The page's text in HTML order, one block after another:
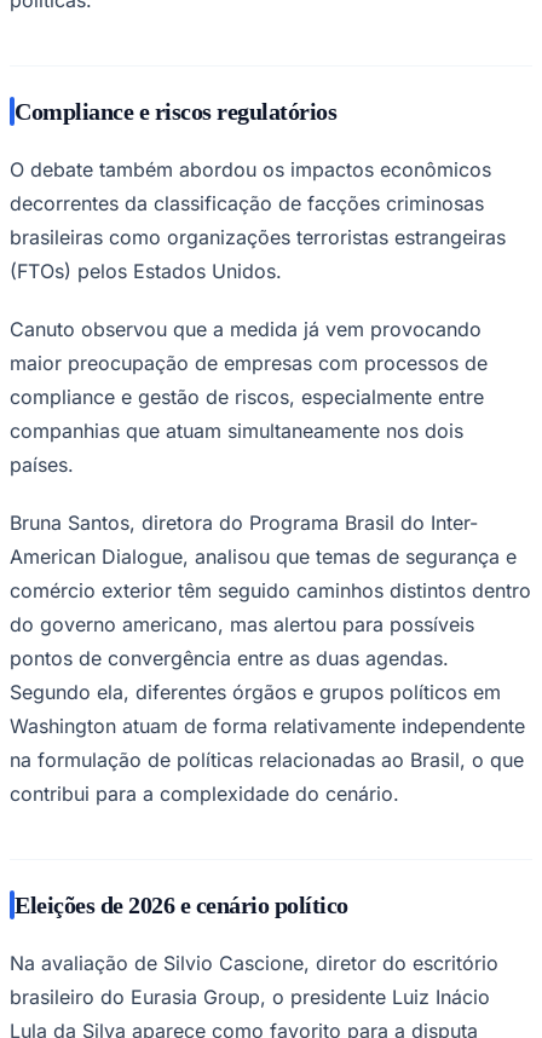
Corinthians
Palmeiras
Compliance e riscos regulatórios
O debate também abordou os impactos econômicos
decorrentes da classificação de facções criminosas
brasileiras como organizações terroristas estrangeiras
(FTOs) pelos Estados Unidos.
Canuto observou que a medida já vem provocando
maior preocupação de empresas com processos de
compliance e gestão de riscos, especialmente entre
companhias que atuam simultaneamente nos dois
países.
Bruna Santos, diretora do Programa Brasil do Inter-
American Dialogue, analisou que temas de segurança e
comércio exterior têm seguido caminhos distintos dentro
do governo americano, mas alertou para possíveis
pontos de convergência entre as duas agendas.
Segundo ela, diferentes órgãos e grupos políticos em
Washington atuam de forma relativamente independente
na formulação de políticas relacionadas ao Brasil, o que
contribui para a complexidade do cenário.
Eleições de 2026 e cenário político
Na avaliação de Silvio Cascione, diretor do escritório
brasileiro do Eurasia Group, o presidente Luiz Inácio
Lula da Silva aparece como favorito para a disputa